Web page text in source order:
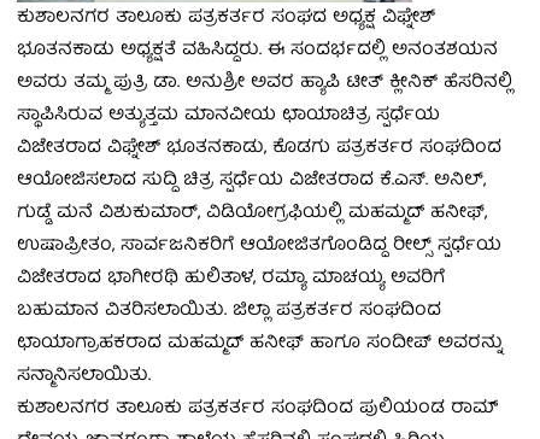
ಕುಶಾಲನಗರ ತಾಲೂಕು ಪತ್ರಕರ್ತರ ಸಂಘದ ಅಧ್ಯಕ್ಷ ವಿಘ್ನೇಶ್
ಭೂತನಕಾಡು ಅಧ್ಯಕ್ಷತೆ ವಹಿಸಿದ್ದರು. ಈ ಸಂದರ್ಭದಲ್ಲಿ ಅನಂತಶಯನ
ಅವರು ತಮ್ಮ ಪುತ್ರಿ ಡಾ. ಅನುಶ್ರೀ ಅವರ ಹ್ಯಾಪಿ ಟೀತ್ ಕ್ಲೀನಿಕ್ ಹೆಸರಿನಲ್ಲಿ
ಸ್ಥಾಪಿಸಿರುವ ಅತ್ಯುತ್ತಮ ಮಾನವೀಯ ಛಾಯಾಚಿತ್ರ ಸ್ಪರ್ಧೆಯ
ವಿಜೇತರಾದ ವಿಘ್ನೇಶ್ ಭೂತನಕಾಡು, ಕೊಡಗು ಪತ್ರಕರ್ತರ ಸಂಘದಿಂದ
ಆಯೋಜಿಸಲಾದ ಸುದ್ದಿ ಚಿತ್ರ ಸ್ಪರ್ಧೆಯ ವಿಜೇತರಾದ ಕೆ.ಎಸ್. ಅನಿಲ್,
ಗುಡ್ಡೆ ಮನೆ ವಿಶುಕುಮಾರ್, ವಿಡಿಯೋಗ್ರಫಿಯಲ್ಲಿ ಮಹಮ್ಮದ್ ಹನೀಫ್,
ಉಷಾಪ್ರೀತಂ, ಸಾರ್ವಜನಿಕರಿಗೆ ಆಯೋಜಿತಗೊಂಡಿದ್ದ ರೀಲ್ಸ್ ಸ್ಪರ್ಧೆಯ
ವಿಜೇತರಾದ ಭಾಗೀರಥಿ ಹುಲಿತಾಳ, ರಮ್ಯಾ ಮಾಚಯ್ಯ ಅವರಿಗೆ
ಬಹುಮಾನ ವಿತರಿಸಲಾಯಿತು. ಜಿಲ್ಲಾ ಪತ್ರಕರ್ತರ ಸಂಘದಿಂದ
ಛಾಯಾಗ್ರಾಹಕರಾದ ಮಹಮ್ಮದ್ ಹನೀಫ್ ಹಾಗೂ ಸಂದೀಪ್ ಅವರನ್ನು
ಸನ್ಮಾನಿಸಲಾಯಿತು.
ಕುಶಾಲನಗರ ತಾಲೂಕು ಪತ್ರಕರ್ತರ ಸಂಘದಿಂದ ಪುಲಿಯಂಡ ರಾಮ್